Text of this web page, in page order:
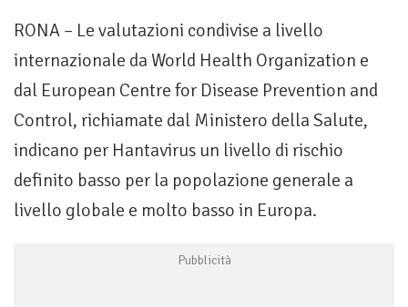
RONA – Le valutazioni condivise a livello
internazionale da World Health Organization e
dal European Centre for Disease Prevention and
Control, richiamate dal Ministero della Salute,
indicano per Hantavirus un livello di rischio
definito basso per la popolazione generale a
livello globale e molto basso in Europa.